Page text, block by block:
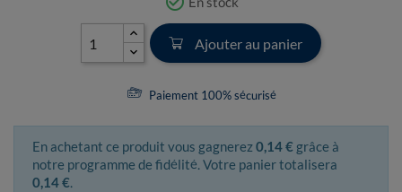
Ajouter au panier
Paiement 100% sécurisé
En achetant ce produit vous gagnerez0,14 € grâce à
notre programme de fidélité. Votre panier totalisera
0,14 €.